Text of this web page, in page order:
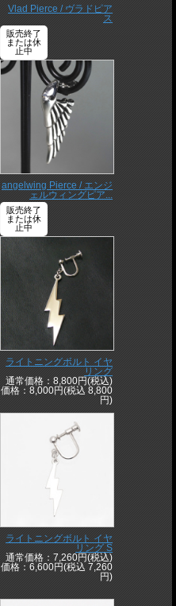
Vlad Pierce / ヴラドピア
ス
販売終了
または休
止中
angelwing Pierce / エンジ
ェルウィングピア...
販売終了
または休
止中
ライトニングボルト イヤ
リング
通常価格：8,800円(税込)
価格：8,000円(税込 8,800
円)
ライトニングボルト イヤ
リング S
通常価格：7,260円(税込)
価格：6,600円(税込 7,260
円)